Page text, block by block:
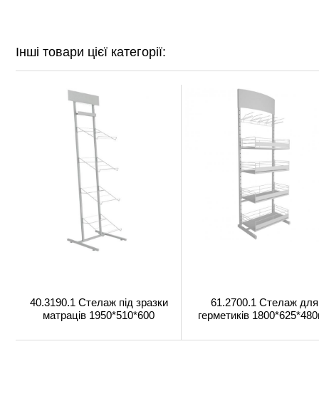
Інші товари цієї категорії:
40.3190.1 Стелаж під зразки
матраців 1950*510*600
61.2700.1 Стелаж для
герметиків